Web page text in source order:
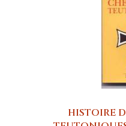
HISTOIRE